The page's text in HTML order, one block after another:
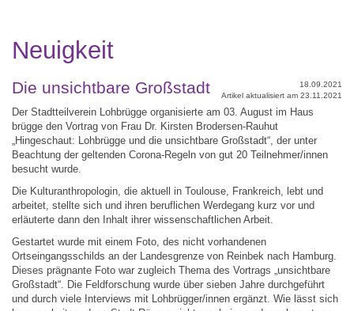
Neuigkeit
18.09.2021
Artikel aktualisiert am 23.11.2021
Die unsichtbare Großstadt
Der Stadtteilverein Lohbrügge organisierte am 03. August im Haus
brügge den Vortrag von Frau Dr. Kirsten Brodersen-Rauhut
„Hingeschaut: Lohbrügge und die unsichtbare Großstadt“, der unter
Beachtung der geltenden Corona-Regeln von gut 20 Teilnehmer/innen
besucht wurde.
Die Kulturanthropologin, die aktuell in Toulouse, Frankreich, lebt und
arbeitet, stellte sich und ihren beruflichen Werdegang kurz vor und
erläuterte dann den Inhalt ihrer wissenschaftlichen Arbeit.
Gestartet wurde mit einem Foto, des nicht vorhandenen
Ortseingangsschilds an der Landesgrenze von Reinbek nach Hamburg.
Dieses prägnante Foto war zugleich Thema des Vortrags „unsichtbare
Großstadt“. Die Feldforschung wurde über sieben Jahre durchgeführt
und durch viele Interviews mit Lohbrügger/innen ergänzt. Wie lässt sich